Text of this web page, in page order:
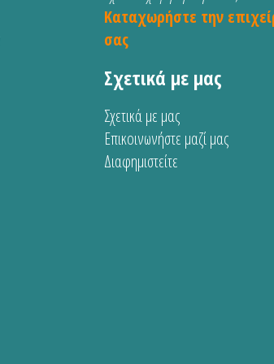
Καταχωρήστε την
σας
Σχετικά με μας
Σχετικά με μας
Επικοινωνήστε μαζί μας
Διαφημιστείτε